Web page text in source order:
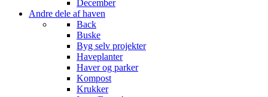
December
Andre dele af haven
Back
Buske
Byg selv projekter
Haveplanter
Haver og parker
Kompost
Krukker